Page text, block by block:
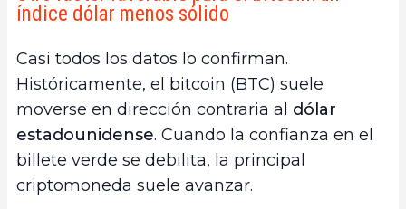
índice dólar menos sólido
Casi todos los datos lo confirman.
Históricamente, el bitcoin (BTC) suele
moverse en dirección contraria al dólar
estadounidense. Cuando la confianza en el
billete verde se debilita, la principal
criptomoneda suele avanzar.